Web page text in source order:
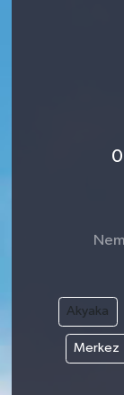
Akyaka
Merkez